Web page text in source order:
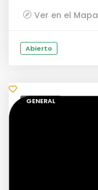
Ver en el Mapa
Abierto
GENERAL